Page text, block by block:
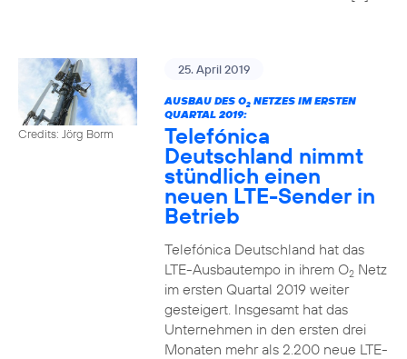
Credits: Jörg Borm
25. April 2019
AUSBAU DES O2NETZES IM ERSTEN
QUARTAL 2019:
Telefónica
Deutschland nimmt
stündlich einen
neuen LTE-Sender in
Betrieb
Telefónica Deutschland hat das
LTE-Ausbautempo in ihrem O2Netz
im ersten Quartal 2019 weiter
gesteigert. Insgesamt hat das
Unternehmen in den ersten drei
Monaten mehr als 2.200 neue LTE-